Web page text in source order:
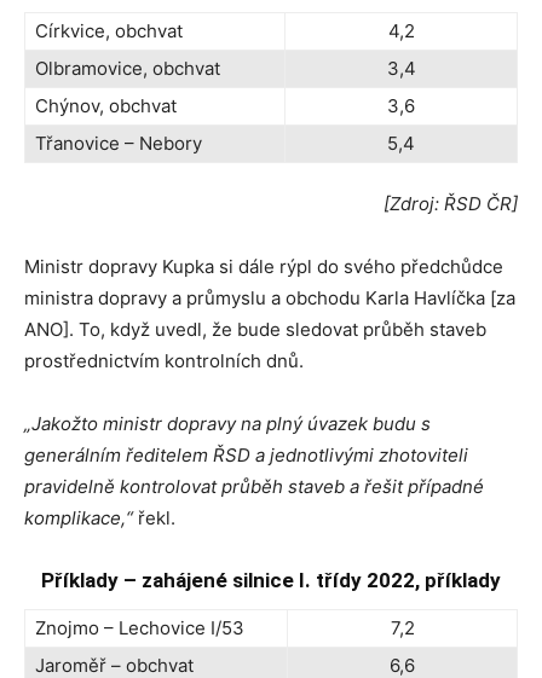
Církvice, obchvat
4,2
Olbramovice, obchvat
3,4
Chýnov, obchvat
3,6
Třanovice – Nebory
5,4
[Zdroj: ŘSD ČR]
Ministr dopravy Kupka si dále rýpl do svého předchůdce
ministra dopravy a průmyslu a obchodu Karla Havlíčka [za
ANO]. To, když uvedl, že bude sledovat průběh staveb
prostřednictvím kontrolních dnů.
„Jakožto ministr dopravy na plný úvazek budu s
generálním ředitelem ŘSD a jednotlivými zhotoviteli
pravidelně kontrolovat průběh staveb a řešit případné
komplikace,“ řekl.
Příklady – zahájené silnice I. třídy 2022, příklady
Znojmo – Lechovice I/53
7,2
Jaroměř – obchvat
6,6